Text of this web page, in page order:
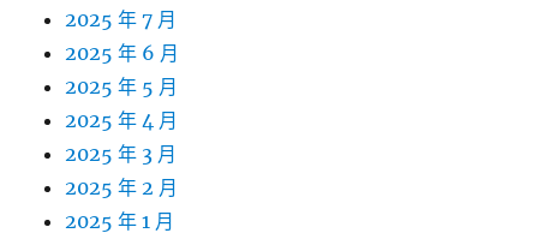
2025 年 7 月
2025 年 6 月
2025 年 5 月
2025 年 4 月
2025 年 3 月
2025 年 2 月
2025 年 1 月